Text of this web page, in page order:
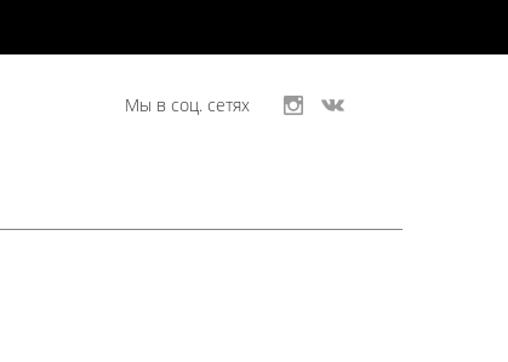
Мы в соц. сетях